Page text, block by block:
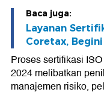
Baca juga:
Layanan
Coretax,
Proses sertifikasi
2024 melibatkan
manajemen risiko,